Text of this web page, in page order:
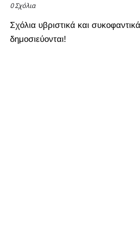
0 Σχόλια
Σχόλια υβριστικά και
δημοσιεύονται!